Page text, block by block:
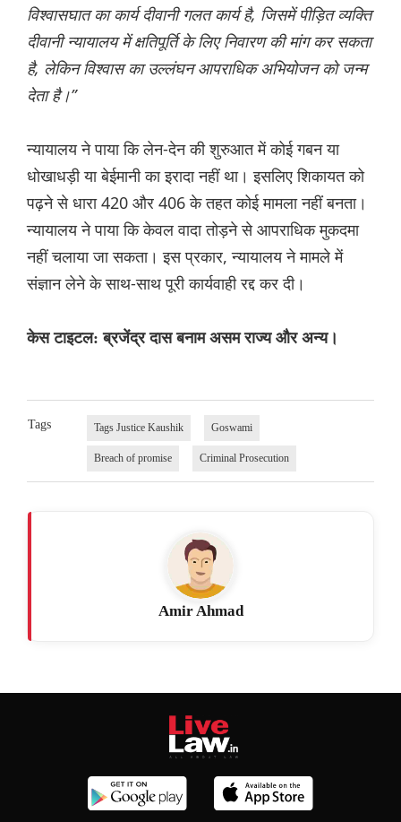
विश्वासघात का कार्य दीवानी गलत कार्य है, जिसमें पीड़ित व्यक्ति
दीवानी न्यायालय में क्षतिपूर्ति के लिए निवारण की मांग कर सकता
है, लेकिन विश्वास का उल्लंघन आपराधिक अभियोजन को जन्म
देता है।”
न्यायालय ने पाया कि लेन-देन की शुरुआत में कोई गबन या
धोखाधड़ी या बेईमानी का इरादा नहीं था। इसलिए शिकायत को
पढ़ने से धारा 420 और 406 के तहत कोई मामला नहीं बनता।
न्यायालय ने पाया कि केवल वादा तोड़ने से आपराधिक मुकदमा
नहीं चलाया जा सकता। इस प्रकार, न्यायालय ने मामले में
संज्ञान लेने के साथ-साथ पूरी कार्यवाही रद्द कर दी।
केस टाइटल: ब्रजेंद्र दास बनाम असम राज्य और अन्य।
Tags Tags Justice Kaushik Goswami
Breach of promise Criminal Prosecution
Amir Ahmad